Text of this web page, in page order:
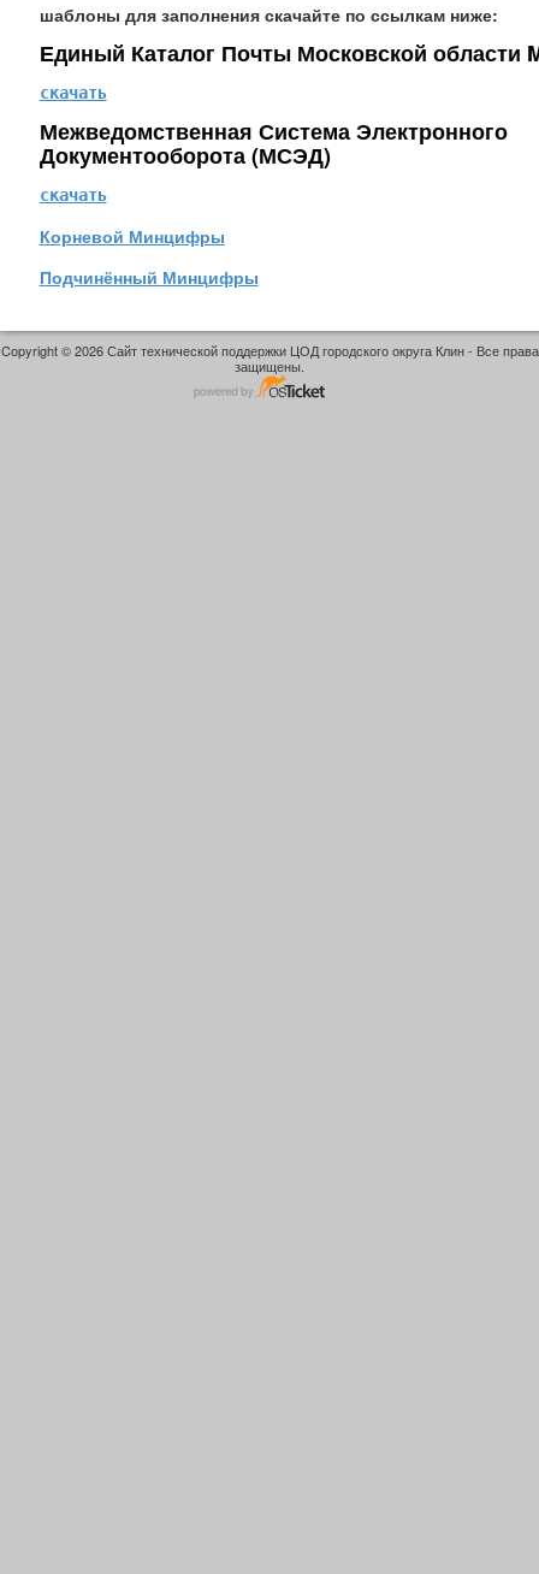
шаблоны для заполнения скачайте по ссылкам ниже:
Единый Каталог Почты Московской области
скачать
Межведомственная Система Электронного
Документооборота (МСЭД)
скачать
Корневой Минцифры
Подчинённый Минцифры
Copyright © 2026 Сайт технической поддержки ЦОД городского округа Клин - Все права
защищены.